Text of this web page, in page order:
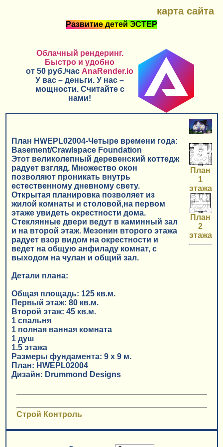
Развитие детей ЭСТЕР
Облачный рендеринг.
Быстро и удобно
от 50 руб./час AnaRender.io
У вас – деньги. У нас –
мощности. Считайте с
нами!
карта сайта
План HWEPL02004-Четыре времени года:
Basement/Crawlspace Foundation
Этот великолепный деревенский коттедж
радует взгляд. Множество окон
позволяют проникать внутрь
естественному дневному свету.
Открытая планировка позволяет из
жилой комнаты и столовой,на первом
этаже увидеть окрестности дома.
Стеклянные двери ведут в каминный зал
и на второй этаж. Мезонин второго этажа
радует взор видом на окрестности и
ведет на общую анфиладу комнат, с
выходом на чулан и общий зал.
Детали плана:
Общая площадь: 125 кв.м.
Первый этаж: 80 кв.м.
Второй этаж: 45 кв.м.
1 спальня
1 полная ванная комната
1 душ
1.5 этажа
Размеры фундамента: 9 x 9 м.
План: HWEPL02004
Дизайн: Drummond Designs
План
1
этажа
План
2
этажа
Строй Контроль